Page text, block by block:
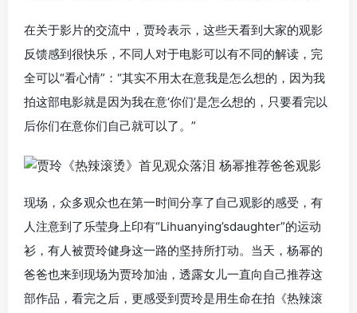
在关于影片的交流中，贾玲表示，这些天看到大家的观影
反馈感到很快乐，不同人对于电影可以有不同的解读，完
全可以“看心情”：“其实不用太在意我是怎么想的，因为我
拍这部电影就是因为我在意‘你们’是怎么想的，只要看完以
后你们在意你们自己就可以了。”
现场，众多观众也在第一时间分享了自己观影的感受，有
人注意到了乐莹身上印有“Lihuanying’sdaughter”的运动
衫，有人被贾玲健身这一路的坚持所打动。当天，杨幂的
爸爸也来到现场为贾玲加油，透露女儿一直向自己推荐这
部作品，看完之后，更感受到贾玲是用生命在拍《热辣滚